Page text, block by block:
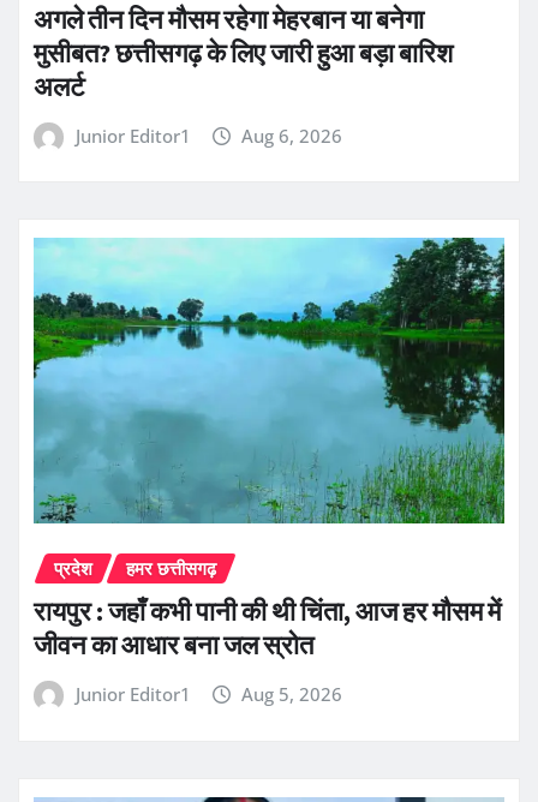
अगले तीन दिन मौसम रहेगा मेहरबान या बनेगा
मुसीबत? छत्तीसगढ़ के लिए जारी हुआ बड़ा बारिश
अलर्ट
Junior Editor1 Aug 6, 2026
प्रदेश हमर छत्तीसगढ़
रायपुर : जहाँ कभी पानी की थी चिंता, आज हर मौसम में
जीवन का आधार बना जल स्रोत
Junior Editor1 Aug 5, 2026